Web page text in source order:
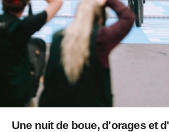
Une nuit de boue, d'orages et